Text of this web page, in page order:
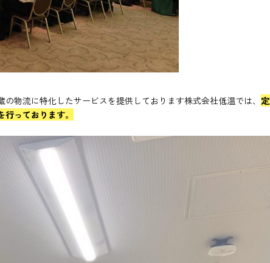
物流に特化したサービスを提供しております株式会社低温では、
っております。